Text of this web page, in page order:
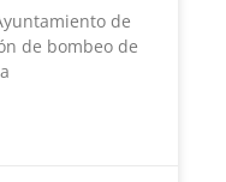
de
de bombeo de